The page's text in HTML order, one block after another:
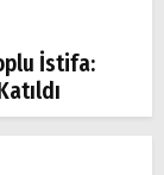
İstifa: